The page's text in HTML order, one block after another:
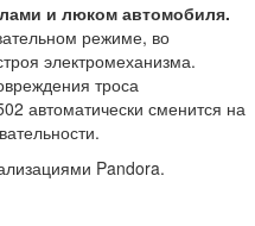
и люком автомобиля.
режиме, во
электромеханизма.
троса
автоматически сменится на
Pandora.